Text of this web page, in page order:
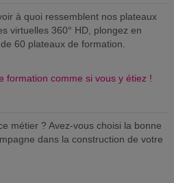
à quoi ressemblent nos plateaux
virtuelles 360° HD, plongez en
60 plateaux de formation.
formation comme si vous y étiez !
métier ? Avez-vous choisi la bonne
dans la construction de votre